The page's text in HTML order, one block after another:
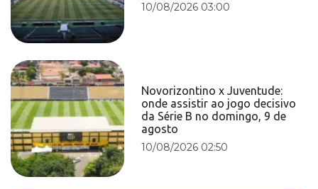
10/08/2026 03:00
Novorizontino x Juventude:
onde assistir ao jogo decisivo
da Série B no domingo, 9 de
agosto
10/08/2026 02:50